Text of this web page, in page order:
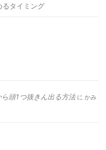
るタイミング
頭1つ抜きん出る方法に かみ